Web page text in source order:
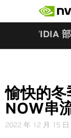
NVIDIA
愉快的
NOW串
2022 年 12 月 15 日